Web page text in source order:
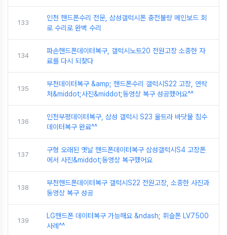
133
인천 핸드폰수리 전문, 삼성갤럭시폰 충전불량 메인보드 회
로 수리로 완벽 수리
134
파손핸드폰데이터복구, 갤럭시노트20 전원고장 소중한 자
료를 다시 되찾다
135
부천데이터복구 &amp; 핸드폰수리 갤럭시S22 고장, 연락
처&middot;사진&middot;동영상 복구 성공했어요^^
136
인천부평데이터복구, 삼성 갤럭시 S23 울트라 바닷물 침수
데이터복구 완료^^
137
구형 오래된 옛날 핸드폰데이터복구 삼성갤럭시S4 고장폰
에서 사진&middot;동영상 복구했어요
138
부천핸드폰데이터복구 갤럭시S22 전원고장, 소중한 사진과
동영상 복구 성공
139
LG핸드폰 데이터복구 가능해요 &ndash; 휘슬폰 LV7500
사례^^